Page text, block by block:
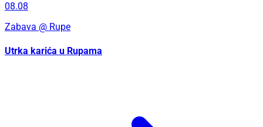
08.08
Zabava @ Rupe
Utrka karića u Rupama